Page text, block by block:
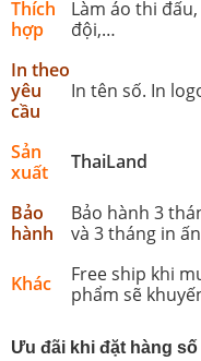
Thích
hợp
Làm áo thi
đội,…
In theo
yêu
cầu
In tên số. In
Sản
xuất
ThaiLand
Bảo
hành
Bảo hành 3
và 3 tháng in
Khác
Free ship khi
phẩm sẽ
Ưu đãi khi đặt hàng